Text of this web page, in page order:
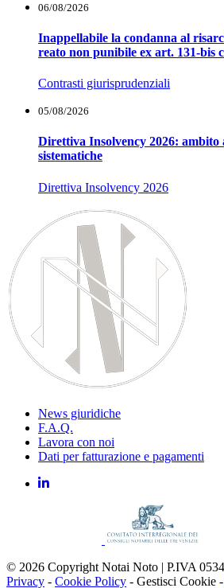
06/08/2026
Inappellabile la condanna al
reato non punibile ex art. 131-bis
Contrasti giurisprudenziali
05/08/2026
Direttiva Insolvency 2026: ambito
sistematiche
Direttiva Insolvency 2026
News giuridiche
F.A.Q.
Lavora con noi
Dati per fatturazione e pagamenti
© 2026 Copyright Notai Noto | P.IVA
Privacy - Cookie Policy - Gestisci Cookie -